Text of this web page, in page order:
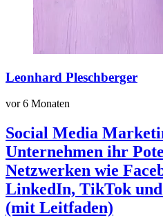
Leonhard Pleschberger
vor 6 Monaten
Social Media
Unternehmen ihr
Netzwerken wie
LinkedIn, TikTok und
(mit Leitfaden)